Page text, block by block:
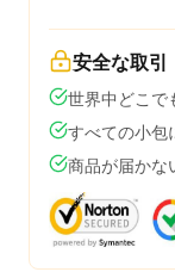
安全な取引
世界中どこで
すべての小包
商品が届かな